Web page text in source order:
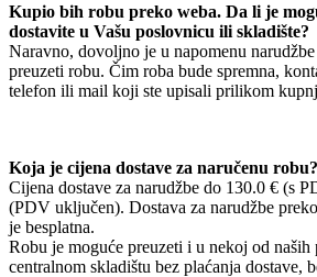
Kupio bih robu preko weba. Da li je
dostavite u Vašu poslovnicu ili skladište?
Naravno, dovoljno je u napomenu
preuzeti robu. Čim roba bude spremna,
telefon ili mail koji ste upisali prilikom
Koja je cijena dostave za naručenu robu?
Cijena dostave za narudžbe do 130.0 € (s
(PDV uključen). Dostava za narudžbe
je besplatna.
Robu je moguće preuzeti i u nekoj od
centralnom skladištu bez plaćanja dostave,